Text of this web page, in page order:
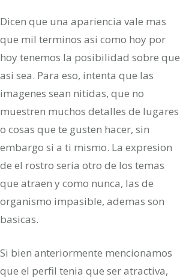
Dicen que una apariencia vale mas
que mil terminos asi­ como hoy por
hoy tenemos la posibilidad sobre que
asi sea. Para eso, intenta que las
imagenes sean nitidas, que no
muestren muchos detalles de lugares
o cosas que te gusten hacer, sin
embargo si a ti mismo. La expresion
de el rostro seri­a otro de los temas
que atraen y como nunca, las de
organismo impasible, ademas son
basicas.
Si bien anteriormente mencionamos
que el perfil tenia que ser atractiva,